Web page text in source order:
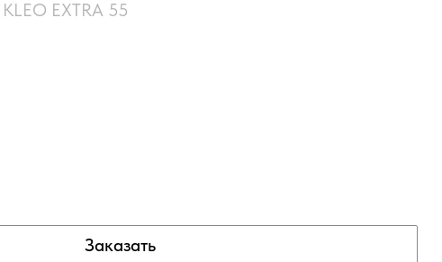
EXTRA 55
Заказать